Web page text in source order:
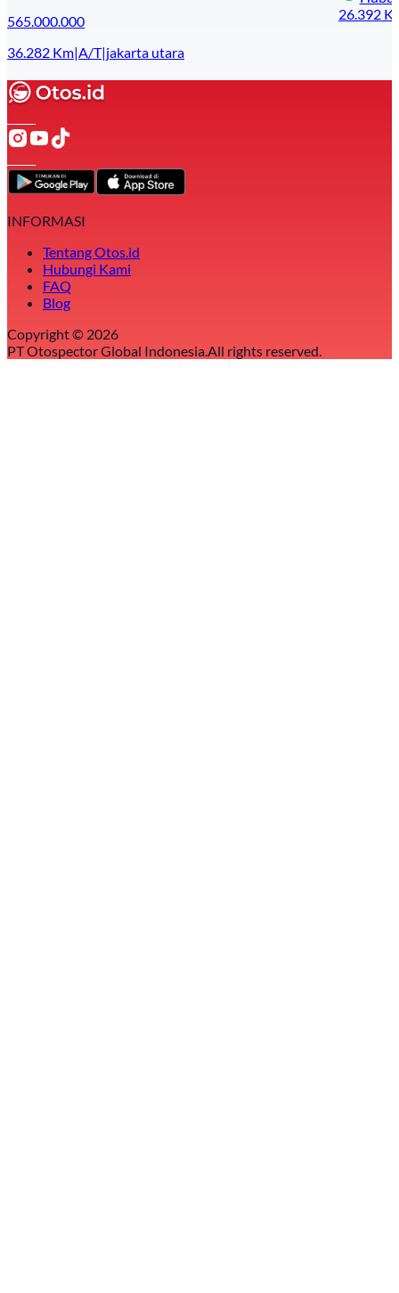
565.000.000
36.282 Km|A/T|jakarta utara
26.392
INFORMASI
Tentang Otos.id
Hubungi Kami
FAQ
Blog
Copyright © 2026
PT Otospector Global Indonesia. All rights reserved.